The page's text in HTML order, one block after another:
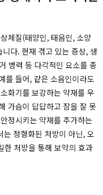
체질(태양인, 태음인, 소양
다. 현재 겪고 있는 증상, 생
병력 등 다각적인 요소를 종
를 들어, 같은 소음인이라도
화기를 보강하는 약재를 우
가슴이 답답하고 잠을 잘 못
정시키는 약재를 추가하는
는 정형화된 처방이 아닌, 오
한 처방을 통해 보약의 효과